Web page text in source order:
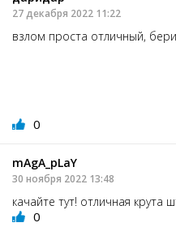
27 декабря 2022 11:22
взлом проста отличный,
0
mAgA_pLaY
30 ноября 2022 13:48
качайте тут! отличная крута
0